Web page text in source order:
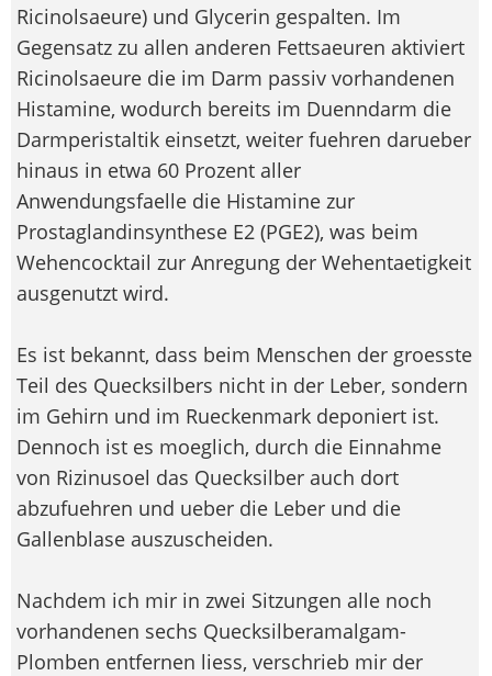
Ricinolsaeure) und Glycerin gespalten. Im
Gegensatz zu allen anderen Fettsaeuren aktiviert
Ricinolsaeure die im Darm passiv vorhandenen
Histamine, wodurch bereits im Duenndarm die
Darmperistaltik einsetzt, weiter fuehren darueber
hinaus in etwa 60 Prozent aller
Anwendungsfaelle die Histamine zur
Prostaglandinsynthese E2 (PGE2), was beim
Wehencocktail zur Anregung der Wehentaetigkeit
ausgenutzt wird.
Es ist bekannt, dass beim Menschen der groesste
Teil des Quecksilbers nicht in der Leber, sondern
im Gehirn und im Rueckenmark deponiert ist.
Dennoch ist es moeglich, durch die Einnahme
von Rizinusoel das Quecksilber auch dort
abzufuehren und ueber die Leber und die
Gallenblase auszuscheiden.
Nachdem ich mir in zwei Sitzungen alle noch
vorhandenen sechs Quecksilberamalgam-
Plomben entfernen liess, verschrieb mir der